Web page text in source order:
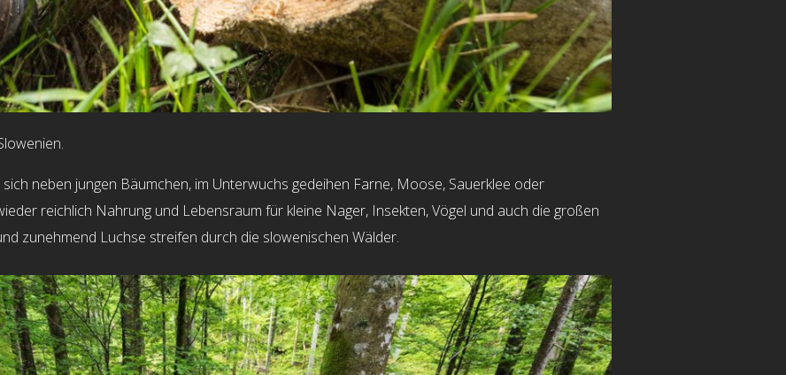
neben jungen Bäumchen, im Unterwuchs gedeihen Farne, Moose, Sauerklee oder
reichlich Nahrung und Lebensraum für kleine Nager, Insekten, Vögel und auch die großen
zunehmend Luchse streifen durch die slowenischen Wälder.